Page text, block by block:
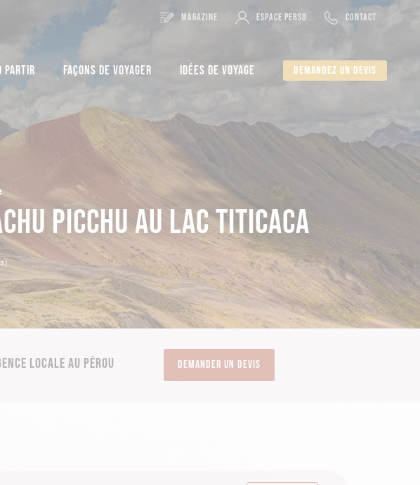
MAGAZINE ESPACE PERSO CONTACT
PARTIR FAÇONS DE VOYAGER IDÉES DE VOYAGE Demandez un devis
PICCHU AU LAC TITICACA
LOCALE AU PÉROU Demander un devis